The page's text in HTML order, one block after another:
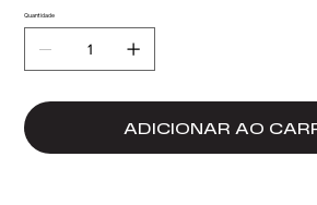
Quantidade
ADICIONAR AO